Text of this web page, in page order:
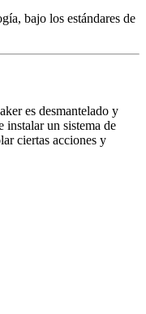
bajo los estándares de
es desmantelado y
instalar un sistema de
ciertas acciones y